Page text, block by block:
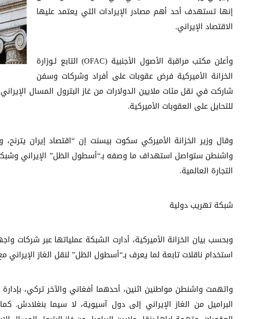
إنها تستهدف أحد أهم مصادر الإيرادات التي يعتمد عليها
الاقتصاد الإيراني.
وأعلن مكتب مراقبة الأصول الأجنبية (OFAC) التابع لـوزارة
الخزانة الأميركية فرض عقوبات على أفراد وشركات وسفن
شاركت في نقل مئات ملايين الدولارات من غاز البترول المسال
للتحايل على العقوبات الأميركية.
وقال وزير الخزانة الأميركي سكوت بيسنت إن “اقتصاد إيران
واشنطن ستواصل استهداف ما وصفه بـ“أسطول الظل” الإيراني
التجارة العالمية.
شبكة تهريب دولية
وبحسب بيان الخزانة الأميركية، أدارت الشبكة عملياتها عبر
استخدام ناقلات تابعة لما يعرف بـ“أسطول الظل” لنقل الغاز
واتهمت واشنطن مواطنين اثنين، أحدهما أفغاني والآخر تركي،
البراميل من الغاز الإيراني إلى دول آسيوية، لا سيما بنغلادش.